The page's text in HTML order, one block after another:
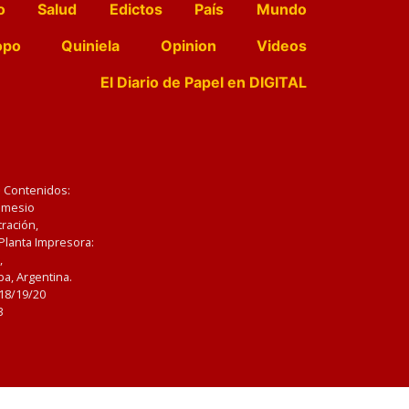
Salud Edictos País
Mundo
Quiniela Opinion
Videos
El Diario de Papel en DIGITAL
Impresora:
Argentina.
19/20